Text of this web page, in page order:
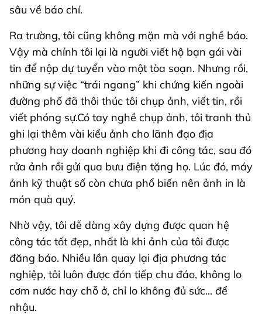
sâu về báo chí.
Ra trường, tôi cũng không mặn mà với nghề báo.
Vậy mà chính tôi lại là người viết hộ bạn gái vài
tin để nộp dự tuyển vào một tòa soạn. Nhưng rồi,
những sự việc “trái ngang” khi chứng kiến ngoài
đường phố đã thôi thúc tôi chụp ảnh, viết tin, rồi
viết phóng sự.Có tay nghề chụp ảnh, tôi tranh thủ
ghi lại thêm vài kiểu ảnh cho lãnh đạo địa
phương hay doanh nghiệp khi đi công tác, sau đó
rửa ảnh rồi gửi qua bưu điện tặng họ. Lúc đó, máy
ảnh kỹ thuật số còn chưa phổ biến nên ảnh in là
món quà quý.
Nhờ vậy, tôi dễ dàng xây dựng được quan hệ
công tác tốt đẹp, nhất là khi ảnh của tôi được
đăng báo. Nhiều lần quay lại địa phương tác
nghiệp, tôi luôn được đón tiếp chu đáo, không lo
cơm nước hay chỗ ở, chỉ lo không đủ sức... để
nhậu.